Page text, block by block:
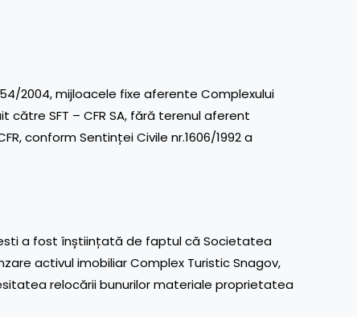
2004, mijloacele fixe aferente Complexului
SFT – CFR SA, fără terenul aferent
conform Sentinței Civile nr.1606/1992 a
a fost înștiințată de faptul că Societatea
activul imobiliar Complex Turistic Snagov,
relocării bunurilor materiale proprietatea